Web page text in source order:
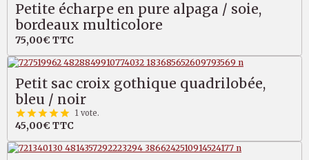
Petite écharpe en pure alpaga / soie,
bordeaux multicolore
75,00€ TTC
Petit sac croix gothique quadrilobée,
bleu / noir
1 vote.
45,00€ TTC